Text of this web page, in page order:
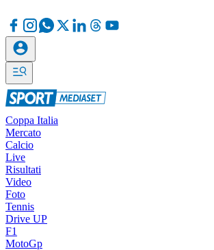
Coppa Italia
Mercato
Calcio
Live
Risultati
Video
Foto
Tennis
Drive UP
F1
MotoGp